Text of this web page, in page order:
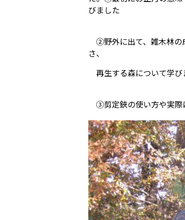
びました
②野外に出て、雑木林の
さ、
再生する森について学び
③剪定鋏の使い方や実際